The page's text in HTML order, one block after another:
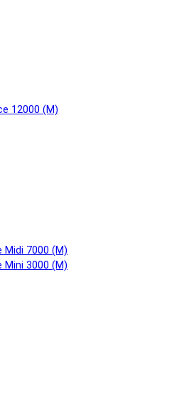
12000 (М)
Midi 7000 (М)
Mini 3000 (М)